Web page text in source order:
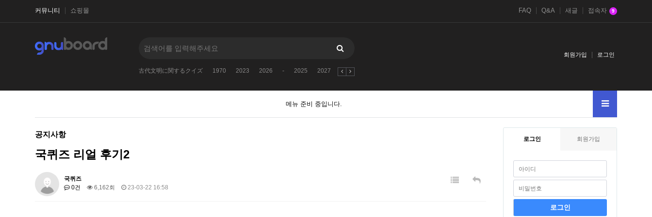
커뮤니티 쇼핑몰 FAQ Q&A 새글 접속자 9
古代文明に関するクイズ 1970 2023 2026 - 2025 2027 古代文明に関するクイズ
회원가입 로그인
메뉴 준비 중입니다.
공지사항
국퀴즈 리얼 후기2
국퀴즈
0건
6,162회 23-03-22 16:58
로그인 회원가입